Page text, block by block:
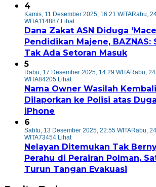
4
Kamis, 11 Desember 2025, 16:21 WITARabu,
WITA114887 Lihat
Dana Zakat ASN Diduga
Pendidikan Majene, BAZNAS:
Tak Ada Setoran Masuk
5
Rabu, 17 Desember 2025, 14:29 WITARabu,
WITA84205 Lihat
Nama Owner Wasilah
Dilaporkan ke Polisi atas
iPhone
6
Sabtu, 13 Desember 2025, 22:55 WITARabu,
WITA73454 Lihat
Nelayan Ditemukan Tak
Perahu di Perairan Polman,
Turun Tangan Evakuasi